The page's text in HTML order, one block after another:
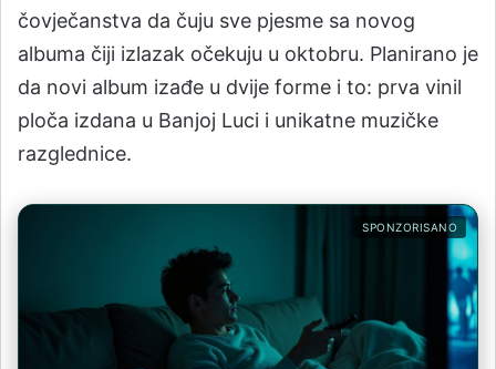
čovječanstva da čuju sve pjesme sa novog
albuma čiji izlazak očekuju u oktobru. Planirano je
da novi album izađe u dvije forme i to: prva vinil
ploča izdana u Banjoj Luci i unikatne muzičke
razglednice.
SPONZORISANO